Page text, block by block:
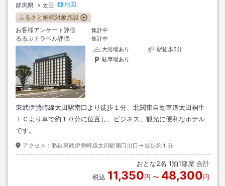
群馬県 太田
地図
ふるさと納税対象施設
お客様アンケート評価
集計中
るるぶトラベル評価
集計中
大浴場あり
駅徒歩5分
駐車場あり
東武伊勢崎線太田駅南口より徒歩１分、北関東自動車道太田桐生
ＩＣより車で約１０分に位置し、ビジネス、観光に便利なホテル
です。
アクセス： 私鉄東武伊勢崎線太田駅南口出口→徒歩約１分
おとな2名 1泊1部屋 合計
税込 11,350円 〜 48,300円